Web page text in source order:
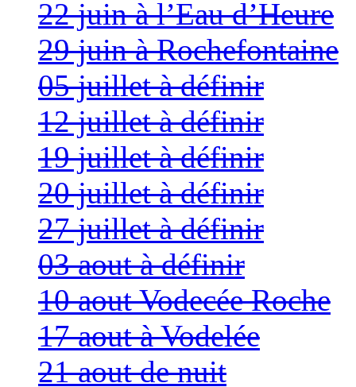
22 juin à l’Eau d’Heure
29 juin à Rochefontaine
05 juillet à définir
12 juillet à définir
19 juillet à définir
20 juillet à définir
27 juillet à définir
03 aout à définir
10 aout Vodecée Roche
17 aout à Vodelée
21 aout de nuit